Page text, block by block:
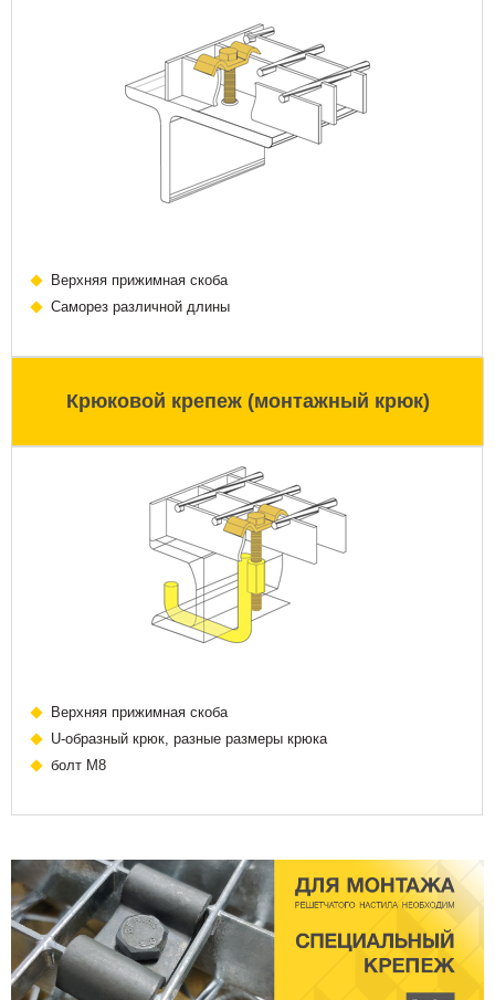
Верхняя прижимная скоба
Саморез различной длины
Крюковой крепеж (монтажный крюк)
Верхняя прижимная скоба
U-образный крюк, разные размеры крюка
болт М8